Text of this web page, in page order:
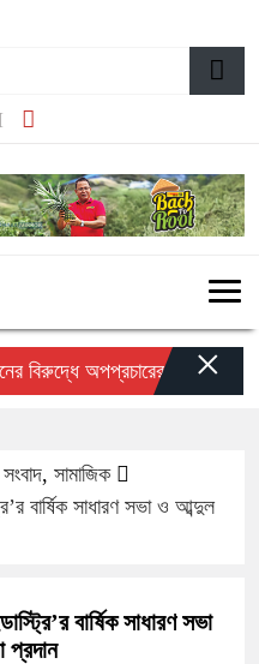
অপপ্রচারের প্রতিবাদে সচেতন
×
, সামাজিক
বার্ষিক সাধারণ সভা ও আব্দুল
বার্ষিক সাধারণ সভা
প্রদান